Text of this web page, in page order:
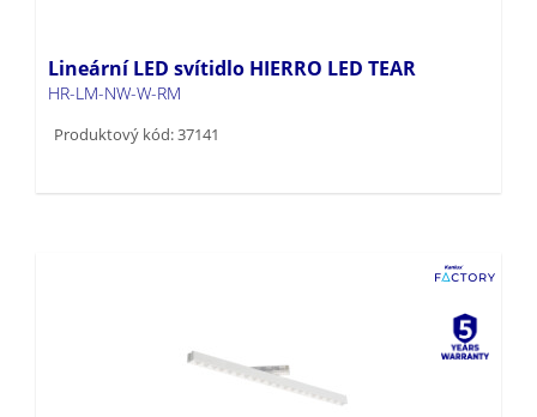
Lineární LED svítidlo HIERRO LED TEAR
HR-LM-NW-W-RM
Produktový kód: 37141